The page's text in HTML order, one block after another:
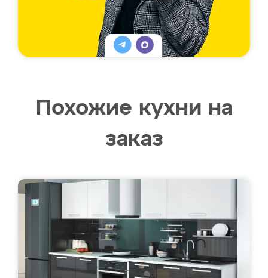
Похожие кухни на
заказ